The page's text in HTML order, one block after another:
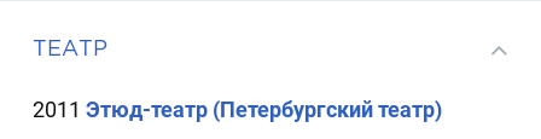
ТЕАТР
2011Этюд-театр (Петербургский театр)